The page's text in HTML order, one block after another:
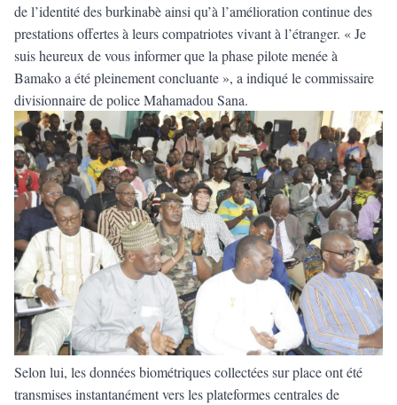
de l’identité des burkinabè ainsi qu’à l’amélioration continue des
prestations offertes à leurs compatriotes vivant à l’étranger. « Je
suis heureux de vous informer que la phase pilote menée à
Bamako a été pleinement concluante », a indiqué le commissaire
divisionnaire de police Mahamadou Sana.
Selon lui, les données biométriques collectées sur place ont été
transmises instantanément vers les plateformes centrales de